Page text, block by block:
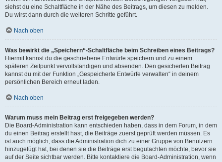
siehst du eine Schaltfläche in der Nähe des Beitrags, um diesen zu melden.
Du wirst dann durch die weiteren Schritte geführt.
Nach oben
Was bewirkt die „Speichern“-Schaltfläche beim Schreiben eines Beitrags?
Hiermit kannst du die geschriebene Entwürfe speichern und zu einem
späteren Zeitpunkt vervollständigen und absenden. Den gesicherten Beitrag
kannst du mit der Funktion „Gespeicherte Entwürfe verwalten“ in deinem
persönlichen Bereich erneut laden.
Nach oben
Warum muss mein Beitrag erst freigegeben werden?
Die Board-Administration kann entschieden haben, dass in dem Forum, in dem
du einen Beitrag erstellt hast, die Beiträge zuerst geprüft werden müssen. Es
ist auch möglich, dass die Administration dich zu einer Gruppe von Benutzern
hinzugefügt hat, bei denen sie die Beiträge erst begutachten möchte, bevor sie
auf der Seite sichtbar werden. Bitte kontaktiere die Board-Administration, wenn